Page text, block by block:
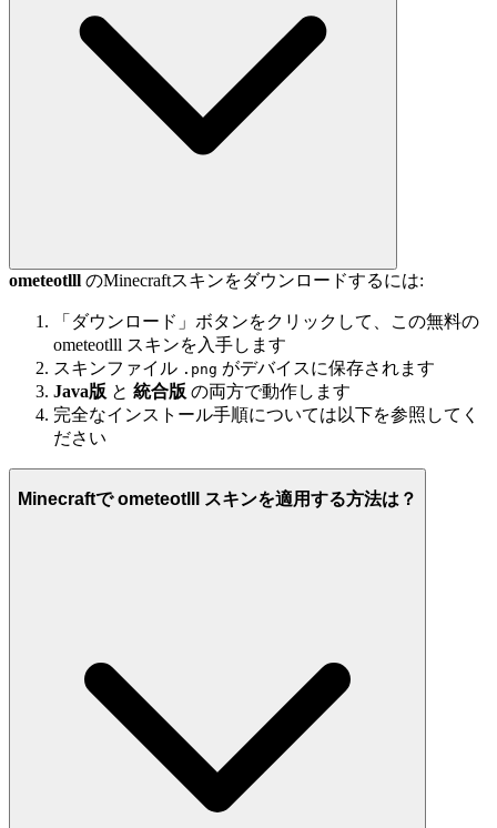
ometeotlll のMinecraftスキンをダウンロードするには:
「ダウンロード」ボタンをクリックして、この無料の
ometeotlll スキンを入手します
スキンファイル .png がデバイスに保存されます
Java版 と 統合版 の両方で動作します
完全なインストール手順については以下を参照してく
ださい
Minecraftで ometeotlll スキンを適用する方法は？